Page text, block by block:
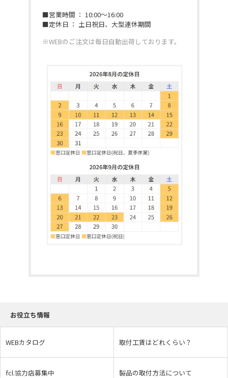
■営業時間 ： 10:00～16:00
■定休日 ： 土日祝日、大型連休期間
※WEBのご注文は毎日自動出荷しております。
お役立ち情報
WEBカタログ 取付工賃はどれくらい？
fcl.協力店募集中 製品の取付方法について